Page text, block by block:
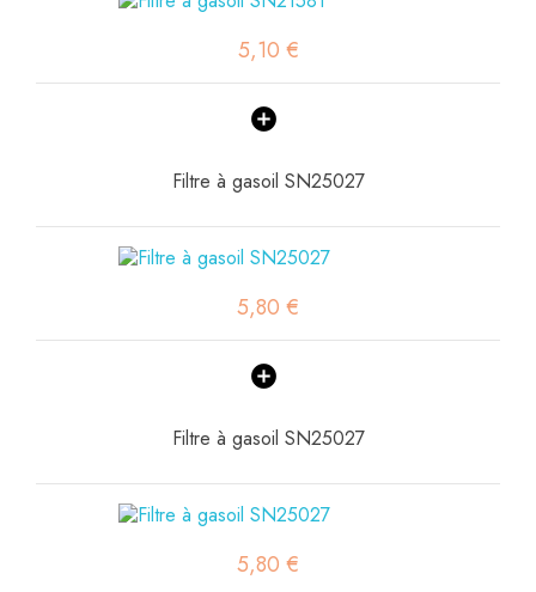
5,10 €
Filtre à gasoil SN25027
5,80 €
Filtre à gasoil SN25027
5,80 €